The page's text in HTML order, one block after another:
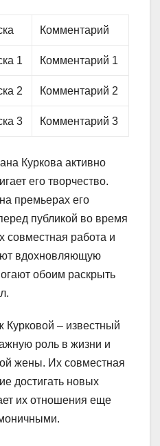
Комментарий
1 Комментарий 1
2 Комментарий 2
3 Комментарий 3
Куркова активно
его творчество.
премьерах его
публикой во время
совместная работа и
вдохновляющую
обоим раскрыть
Курковой – известный
роль в жизни и
жены. Их совместная
достигать новых
их отношения еще